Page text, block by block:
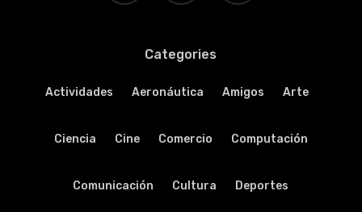
Categories
Actividades Aeronáutica Amigos Arte
Ciencia Cine Comercio Computación
Comunicación Cultura Deportes